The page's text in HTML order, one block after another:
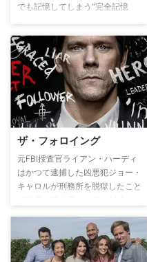
でも記憶してしまう“完全記憶
ズがその記憶力を駆使し、大都市
ニューヨークで起こる数々の事件
の解明に挑む。
ザ・フォロイング
元FBI捜査官ライアン・ハーディ
はかつて逮捕した凶悪犯ジョー・
キャロルが刑務所を脱獄したこと
性を兼ね備えたキャロルは、自ら
のファンを洗脳し、壮大な計画を
実行しようとしていた。タイトル